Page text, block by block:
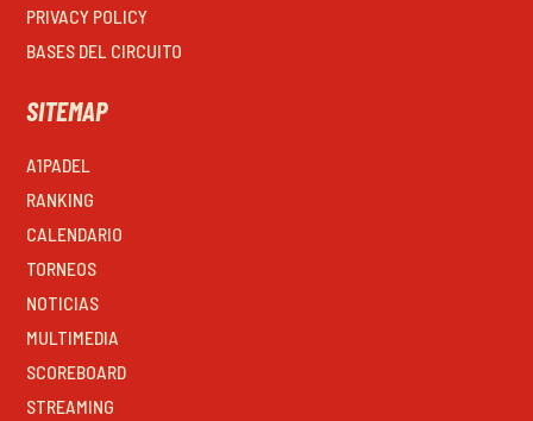
PRIVACY POLICY
BASES DEL CIRCUITO
SITEMAP
A1PADEL
RANKING
CALENDARIO
TORNEOS
NOTICIAS
MULTIMEDIA
SCOREBOARD
STREAMING